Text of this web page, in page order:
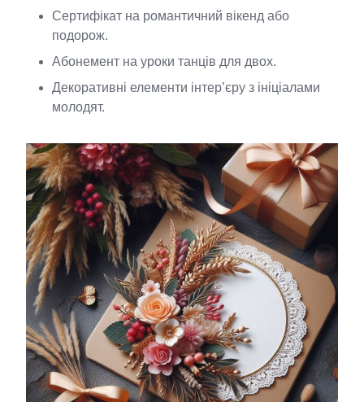
Сертифікат на романтичний вікенд або
подорож.
Абонемент на уроки танців для двох.
Декоративні елементи інтер’єру з ініціалами
молодят.